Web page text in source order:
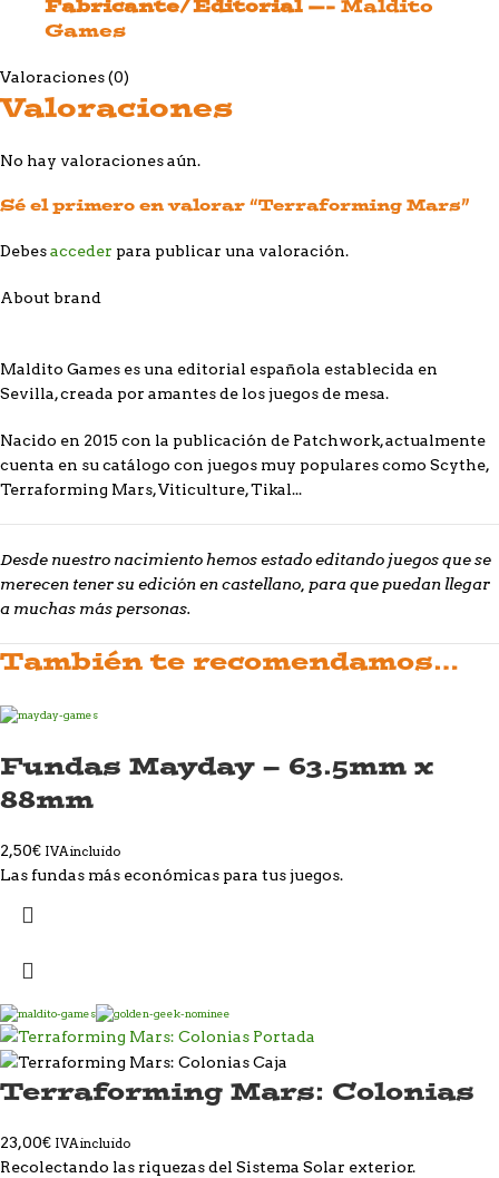
Fabricante/Editorial —- Maldito
Games
Valoraciones (0)
Valoraciones
No hay valoraciones aún.
Sé el primero en valorar “Terraforming Mars”
Debesacceder para publicar una valoración.
About brand
Maldito Games es una editorial española establecida en
Sevilla, creada por amantes de los juegos de mesa.
Nacido en 2015 con la publicación de Patchwork, actualmente
cuenta en su catálogo con juegos muy populares como Scythe,
Terraforming Mars, Viticulture, Tikal...
Desde nuestro nacimiento hemos estado editando juegos que se
merecen tener su edición en castellano, para que puedan llegar
a muchas más personas.
También te recomendamos…
Fundas Mayday – 63.5mm x
88mm
2,50€ IVA incluido
Las fundas más económicas para tus juegos.
Terraforming Mars: Colonias
23,00€ IVA incluido
Recolectando las riquezas del Sistema Solar exterior.